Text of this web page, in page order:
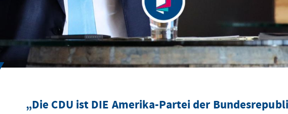
„Die CDU ist DIE Amerika-Partei der